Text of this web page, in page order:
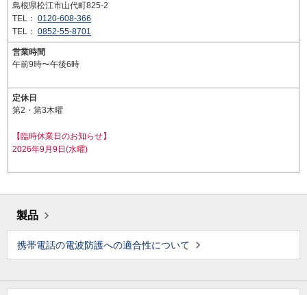
島根県松江市山代町825-2
TEL： 0120-608-366
TEL： 0852-55-8701
営業時間
午前9時〜午後6時
定休日
第2・第3木曜
【臨時休業日のお知らせ】
2026年9月9日(水曜)
製品
携帯電話の電波防護への適合性について